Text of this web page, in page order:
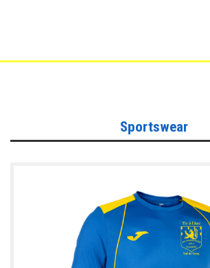
Sacs & Accessoires
Sportswear